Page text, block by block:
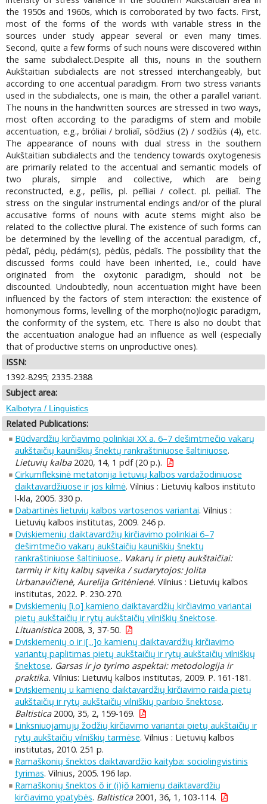
the 1950s and 1960s, which is corroborated by two facts. First,
most of the forms of the words with variable stress in the
sources under study appear several or even many times.
Second, quite a few forms of such nouns were discovered within
the same subdialect.Despite all this, nouns in the southern
Aukštaitian subdialects are not stressed interchangeably, but
according to one accentual paradigm. From two stress variants
used in the subdialects, one is main, the other a parallel variant.
The nouns in the handwritten sources are stressed in two ways,
most often according to the paradigms of stem and mobile
accentuation, e.g., bróliai / broliaĩ, sõdžius (2) / sodžiùs (4), etc.
The appearance of nouns with dual stress in the southern
Aukštaitian subdialects and the tendency towards oxytogenesis
are primarily related to the accentual and semantic models of
two plurals, simple and collective, which are being
reconstructed, e.g., peĩlis, pl. peĩliai / collect. pl. peiliaĩ. The
stress on the singular instrumental endings and/or of the plural
accusative forms of nouns with acute stems might also be
related to the collective plural. The existence of such forms can
be determined by the levelling of the accentual paradigm, cf.,
pėdaĩ, pėdų, pėdám(s), pėdùs, pėdaĩs. The possibility that the
discussed forms could have been inherited, i.e., could have
originated from the oxytonic paradigm, should not be
discounted. Undoubtedly, noun accentuation might have been
influenced by the factors of stem interaction: the existence of
homonymous forms, levelling of the morpho(no)logic paradigm,
the conformity of the system, etc. There is also no doubt that
the accentuation analogue had an influence as well (especially
that of productive stems on unproductive ones).
ISSN:
1392-8295; 2335-2388
Subject area:
Kalbotyra / Linguistics
Related Publications:
Būdvardžių kirčiavimo polinkiai XX a. 6–7 dešimtmečio vakarų
aukštaičių kauniškių šnektų rankraštiniuose šaltiniuose.
Lietuvių kalba2020, 14, 1 pdf (20 p.).
Cirkumfleksinė metatonija lietuvių kalbos vardažodiniuose
daiktavardžiuose ir jos kilmė. Vilnius : Lietuvių kalbos instituto
l-kla, 2005. 330 p.
Dabartinės lietuvių kalbos vartosenos variantai. Vilnius :
Lietuvių kalbos institutas, 2009. 246 p.
Dviskiemenių daiktavardžių kirčiavimo polinkiai 6–7
dešimtmečio vakarų aukštaičių kauniškių šnektų
rankraštiniuose šaltiniuose.. Vakarų ir pietų aukštaičiai:
tarmių ir kitų kalbų sąveika / sudarytojos: Jolita
Urbanavičienė, Aurelija Gritėnienė. Vilnius : Lietuvių kalbos
institutas, 2022. P. 230-270.
Dviskiemenių [i.o] kamieno daiktavardžių kirčiavimo variantai
pietų aukštaičių ir rytų aukštaičių vilniškių šnektose.
Lituanistica2008, 3, 37-50.
Dviskiemenių o ir i[...]o kamienų daiktavardžių kirčiavimo
variantų paplitimas pietų aukštaičių ir rytų aukštaičių vilniškių
šnektose. Garsas ir jo tyrimo aspektai: metodologija ir
praktika. Vilnius: Lietuvių kalbos institutas, 2009. P. 161-181.
Dviskiemenių u kamieno daiktavardžių kirčiavimo raida pietų
aukštaičių ir rytų aukštaičių vilniškių paribio šnektose.
Baltistica2000, 35, 2, 159-169.
Linksniuojamųjų žodžių kirčiavimo variantai pietų aukštaičių ir
rytų aukštaičių vilniškių tarmėse. Vilnius : Lietuvių kalbos
institutas, 2010. 251 p.
Ramaškonių šnektos daiktavardžio kaityba: sociolingvistinis
tyrimas. Vilnius, 2005. 196 lap.
Ramaškonių šnektos ŏ ir (i)ịŏ kamienų daiktavardžių
kirčiavimo ypatybės. Baltistica2001, 36, 1, 103-114.